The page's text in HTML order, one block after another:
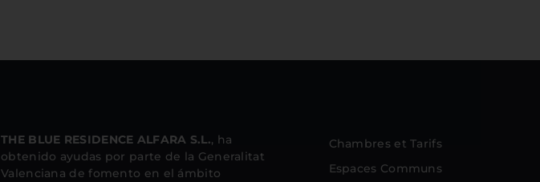
THE BLUE RESIDENCE ALFARA S.L., ha
obtenido ayudas por parte de la Generalitat
Valenciana de fomento en el ámbito
Chambres et Tarifs
Espaces Communs